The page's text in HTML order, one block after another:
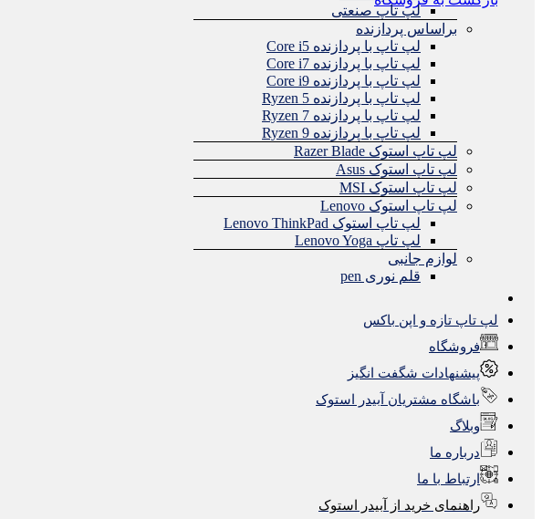
لپ تاپ صنعتی
براساس پردازنده
لپ تاپ با پردازنده Core i5
لپ تاپ با پردازنده Core i7
لپ تاپ با پردازنده Core i9
لپ تاپ با پردازنده Ryzen 5
لپ تاپ با پردازنده Ryzen 7
لپ تاپ با پردازنده Ryzen 9
لپ تاپ استوک Razer Blade
لپ تاپ استوک Asus
لپ تاپ استوک MSI
لپ تاپ استوک Lenovo
لپ تاپ استوک Lenovo ThinkPad
لپ تاپ Lenovo Yoga
لوازم جانبی
قلم نوری pen
لپ تاپ تازه و اپن باکس
فروشگاه
پیشنهادات شگفت انگیز
باشگاه مشتریان آبیدر استوک
وبلاگ
درباره ما
ارتباط با ما
راهنمای خرید از آبیدر استوک